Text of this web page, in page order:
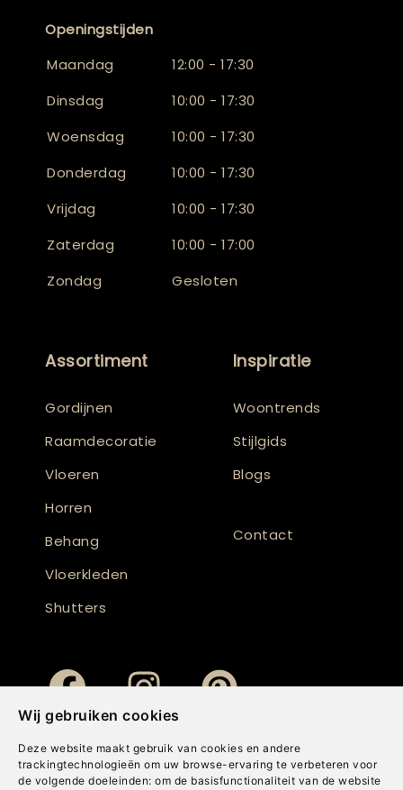
Wij gebruiken cookies
Deze website maakt gebruik van cookies en andere
trackingtechnologieën om uw browse-ervaring te verbeteren voor
de volgende doeleinden: om de basisfunctionaliteit van de website
Openingstijden
Maandag
12:00 - 17:30
Dinsdag
10:00 - 17:30
Woensdag
10:00 - 17:30
Donderdag
10:00 - 17:30
Vrijdag
10:00 - 17:30
Zaterdag
10:00 - 17:00
Zondag
Gesloten
Assortiment
Gordijnen
Raamdecoratie
Vloeren
Horren
Behang
Vloerkleden
Shutters
Inspiratie
Woontrends
Stijlgids
Blogs
Contact